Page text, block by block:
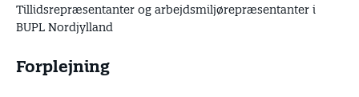
Tillidsrepræsentanter og arbejdsmiljørepræsentanter i
BUPL Nordjylland
Forplejning